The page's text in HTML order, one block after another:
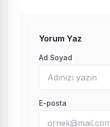
Yorum Yaz
Ad Soyad
E-posta